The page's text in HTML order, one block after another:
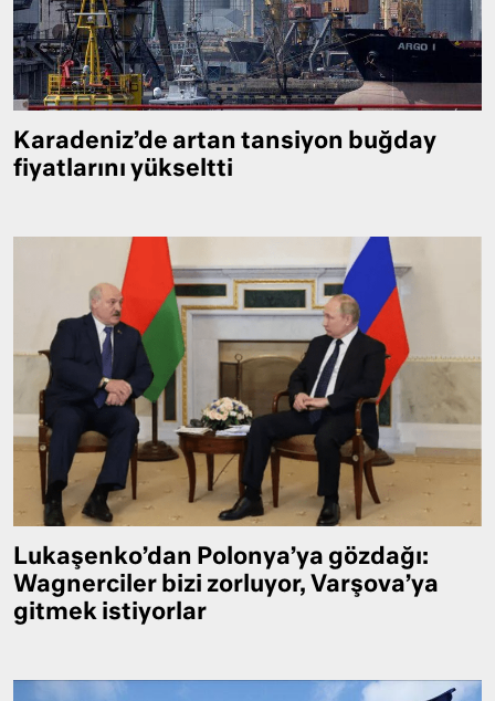
Karadeniz’de artan tansiyon buğday
fiyatlarını yükseltti
Lukaşenko’dan Polonya’ya gözdağı:
Wagnerciler bizi zorluyor, Varşova’ya
gitmek istiyorlar